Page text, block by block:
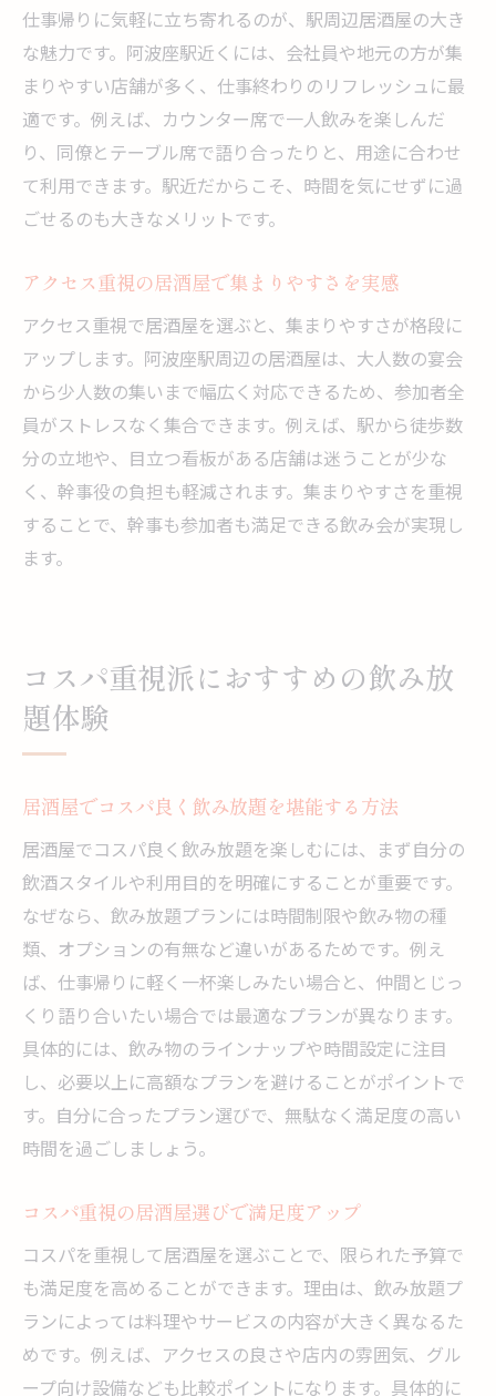
仕事帰りに気軽に立ち寄れるのが、駅周辺居酒屋の大き
な魅力です。阿波座駅近くには、会社員や地元の方が集
まりやすい店舗が多く、仕事終わりのリフレッシュに最
適です。例えば、カウンター席で一人飲みを楽しんだ
り、同僚とテーブル席で語り合ったりと、用途に合わせ
て利用できます。駅近だからこそ、時間を気にせずに過
ごせるのも大きなメリットです。
アクセス重視の居酒屋で集まりやすさを実感
アクセス重視で居酒屋を選ぶと、集まりやすさが格段に
アップします。阿波座駅周辺の居酒屋は、大人数の宴会
から少人数の集いまで幅広く対応できるため、参加者全
員がストレスなく集合できます。例えば、駅から徒歩数
分の立地や、目立つ看板がある店舗は迷うことが少な
く、幹事役の負担も軽減されます。集まりやすさを重視
することで、幹事も参加者も満足できる飲み会が実現し
ます。
コスパ重視派におすすめの飲み放
題体験
居酒屋でコスパ良く飲み放題を堪能する方法
居酒屋でコスパ良く飲み放題を楽しむには、まず自分の
飲酒スタイルや利用目的を明確にすることが重要です。
なぜなら、飲み放題プランには時間制限や飲み物の種
類、オプションの有無など違いがあるためです。例え
ば、仕事帰りに軽く一杯楽しみたい場合と、仲間とじっ
くり語り合いたい場合では最適なプランが異なります。
具体的には、飲み物のラインナップや時間設定に注目
し、必要以上に高額なプランを避けることがポイントで
す。自分に合ったプラン選びで、無駄なく満足度の高い
時間を過ごしましょう。
コスパ重視の居酒屋選びで満足度アップ
コスパを重視して居酒屋を選ぶことで、限られた予算で
も満足度を高めることができます。理由は、飲み放題プ
ランによっては料理やサービスの内容が大きく異なるた
めです。例えば、アクセスの良さや店内の雰囲気、グル
ープ向け設備なども比較ポイントになります。具体的に